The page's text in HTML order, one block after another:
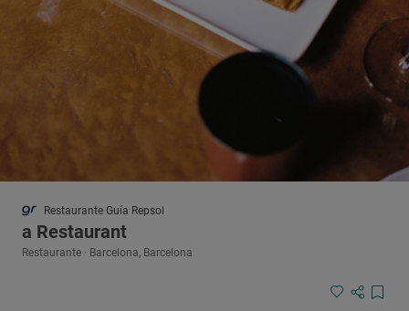
Restaurante Guía Repsol
a Restaurant
Restaurante · Barcelona, Barcelona